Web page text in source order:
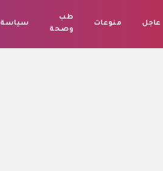
عاجل منوعات
طب
وصحة
سياسة